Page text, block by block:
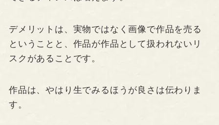
デメリットは、実物ではなく画像で作品を売る
ということと、作品が作品として扱われないリ
スクがあることです。
作品は、やはり生でみるほうが良さは伝わりま
す。